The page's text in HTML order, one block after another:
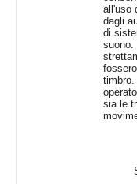
all'uso
dagli
di
suono.
sia le